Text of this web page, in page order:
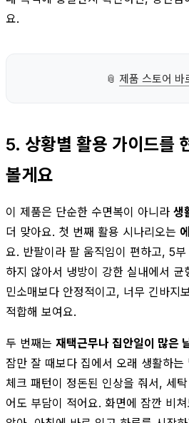
요.
📎 제품 스토어 바
5. 상황별 활용 가이드를
볼게요
이 제품은 단순한 수면복이 아니라 생
더 맞아요. 첫 번째 활용 시나리오는
요. 반팔이라 팔 움직임이 편하고, 5
하지 않아서 냉방이 강한 실내에서 균
민소매보다 안정적이고, 너무 긴바지
적합해 보여요.
두 번째는 재택근무나 집안일이 많은
잠만 잘 때보다 집에서 오래 생활하
체크 패턴이 정돈된 인상을 줘서, 세
어도 부담이 적어요. 화면에 잠깐 비